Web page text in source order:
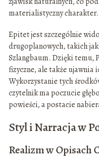
materialistyczny charakter.
Epitet jest szczególnie
drugoplanowych, takich
Szlangbaum. Dzięki
fizyczne, ale także ujawnia
Wykorzystanie tych
czytelnik ma poczucie
powieści, a postacie
Styl i Narracja w
Realizm w Opisach